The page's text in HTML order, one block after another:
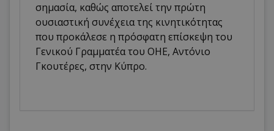
σημασία, καθώς αποτελεί την πρώτη
ουσιαστική συνέχεια της κινητικότητας
που προκάλεσε η πρόσφατη επίσκεψη του
Γενικού Γραμματέα του ΟΗΕ, Αντόνιο
Γκουτέρες, στην Κύπρο.